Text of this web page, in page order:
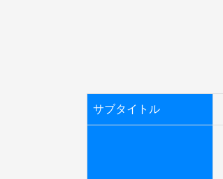
サブタイトル